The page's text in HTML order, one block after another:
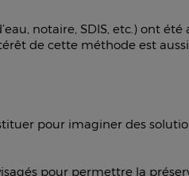
notaire, SDIS, etc.) ont
de cette méthode est
pour imaginer des
pour permettre la